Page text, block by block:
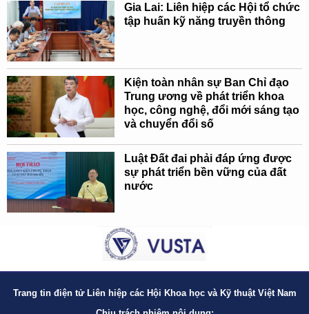
Gia Lai: Liên hiệp các Hội tổ chức
tập huấn kỹ năng truyền thông
Kiện toàn nhân sự Ban Chỉ đạo
Trung ương về phát triển khoa
học, công nghệ, đổi mới sáng tạo
và chuyển đổi số
Luật Đất đai phải đáp ứng được
sự phát triển bền vững của đất
nước
Trang tin điện tử Liên hiệp các Hội Khoa học và Kỹ thuật Việt Nam